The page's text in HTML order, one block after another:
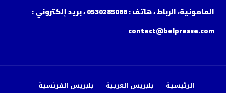
المامونية، الرباط ، هاتف : 0530285088 ، بريد إلكتروني :
contact@belpresse.com
الرئيسية بلبريس العربية بلبريس الفرنسية